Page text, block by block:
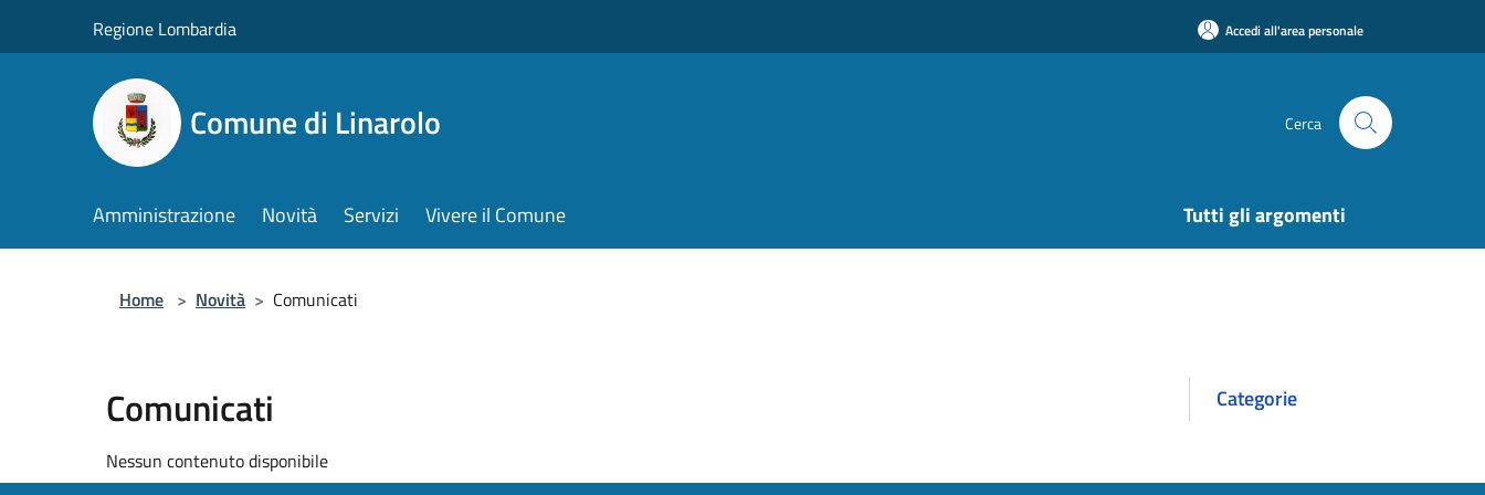
Regione Lombardia Accedi all'area personale
Comune di Linarolo Cerca
Amministrazione Novità Servizi Vivere il Comune Tutti gli argomenti
Home > Novità > Comunicati
Comunicati
Nessun contenuto disponibile
Categorie